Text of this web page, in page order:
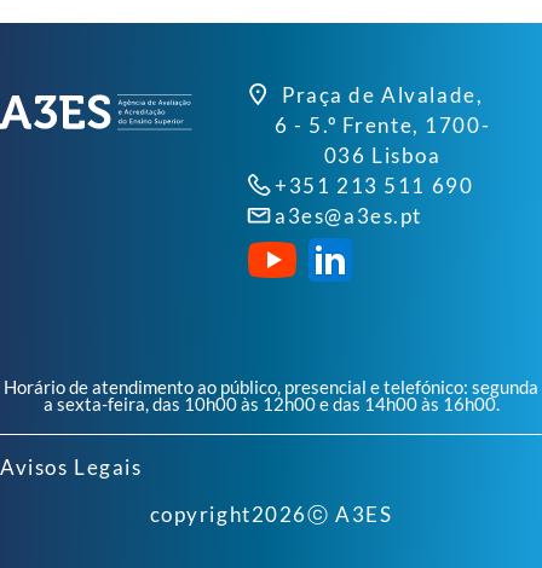
Praça de Alvalade,
6 - 5.º Frente, 1700-
036 Lisboa
+351 213 511 690
a3es@a3es.pt
Horário de atendimento ao público, presencial e telefónico: segunda
a sexta-feira, das 10h00 às 12h00 e das 14h00 às 16h00.
Avisos Legais
copyright2026ⓒ A3ES